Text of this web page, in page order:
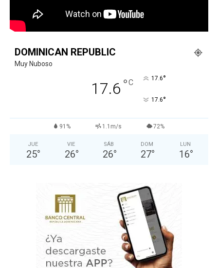
DOMINICAN REPUBLIC
Muy Nuboso
17.6 °C 17.6°
17.6°
91% 1.1m/s 72%
JUE
25°
VIE
26°
SÁB
26°
DOM
27°
LUN
16°